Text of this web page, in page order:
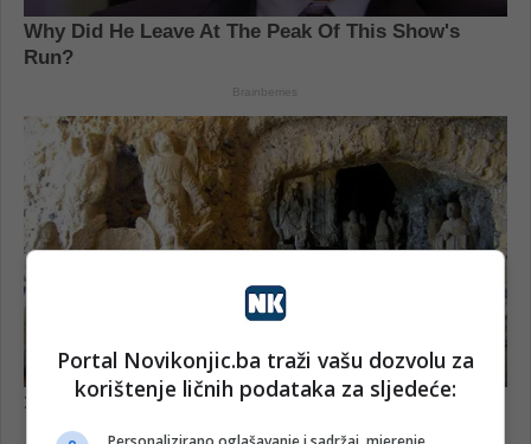
Portal Novikonjic.ba traži vašu dozvolu za
korištenje ličnih podataka za sljedeće: